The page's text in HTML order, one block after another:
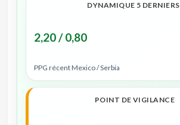
DYNAMIQUE 5 DERNIERS
2,20 / 0,80
PPG récent Mexico / Serbia
POINT DE VIGILANCE